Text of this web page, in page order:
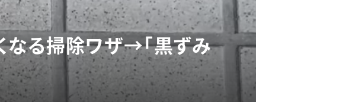
なる掃除ワザ→「黒ずみ